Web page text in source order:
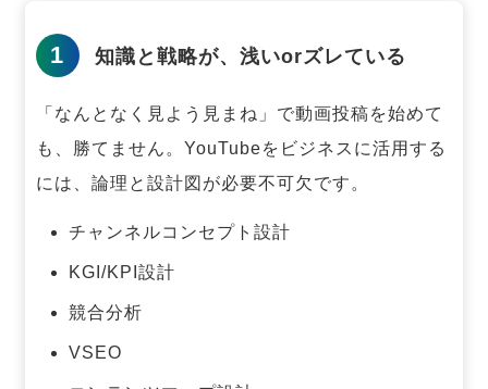
1 知識と戦略が、浅いorズレている
「なんとなく見よう見まね」で動画投稿を始めて
も、勝てません。 YouTubeをビジネスに活用する
には、論理と設計図が必要不可欠です。
チャンネルコンセプト設計
KGI/KPI設計
競合分析
VSEO